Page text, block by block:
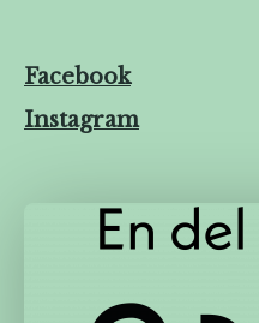
Facebook
Instagram